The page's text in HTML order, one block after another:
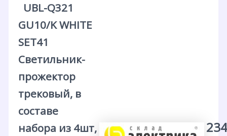
UBL-Q321
GU10/K WHITE
SET41
Светильник-
прожектор
трековый, в
составе
набора из 4шт,